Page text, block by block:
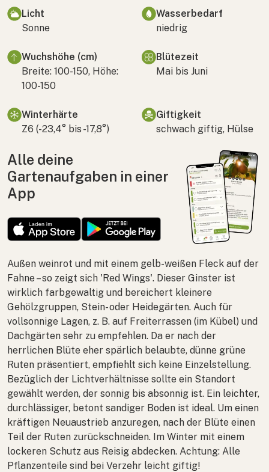
Licht
Sonne
Wasserbedarf
niedrig
Wuchshöhe (cm)
Breite: 100-150, Höhe:
100-150
Blütezeit
Mai bis Juni
Winterhärte
Z6 (-23,4° bis -17,8°)
Giftigkeit
schwach giftig, Hülse
Alle deine
Gartenaufgaben in einer
App
Außen weinrot und mit einem gelb-weißen Fleck auf der
Fahne – so zeigt sich 'Red Wings'. Dieser Ginster ist
wirklich farbgewaltig und bereichert kleinere
Gehölzgruppen, Stein- oder Heidegärten. Auch für
vollsonnige Lagen, z. B. auf Freiterrassen (im Kübel) und
Dachgärten sehr zu empfehlen. Da er nach der
herrlichen Blüte eher spärlich belaubte, dünne grüne
Ruten präsentiert, empfiehlt sich keine Einzelstellung.
Bezüglich der Lichtverhältnisse sollte ein Standort
gewählt werden, der sonnig bis absonnig ist. Ein leichter,
durchlässiger, betont sandiger Boden ist ideal. Um einen
kräftigen Neuaustrieb anzuregen, nach der Blüte einen
Teil der Ruten zurückschneiden. Im Winter mit einem
lockeren Schutz aus Reisig abdecken. Achtung: Alle
Pflanzenteile sind bei Verzehr leicht giftig!